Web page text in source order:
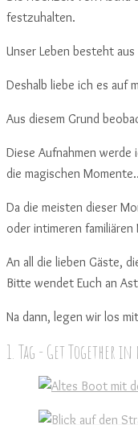
festzuhalten.
Unser Leben besteht
Deshalb liebe ich es auf
Aus diesem Grund
Diese Aufnahmen werde
die magischen
Da die meisten dieser
oder intimeren
An all die lieben Gäste,
Bitte wendet Euch an
Na dann, legen wir los
1. Tag - Get Together